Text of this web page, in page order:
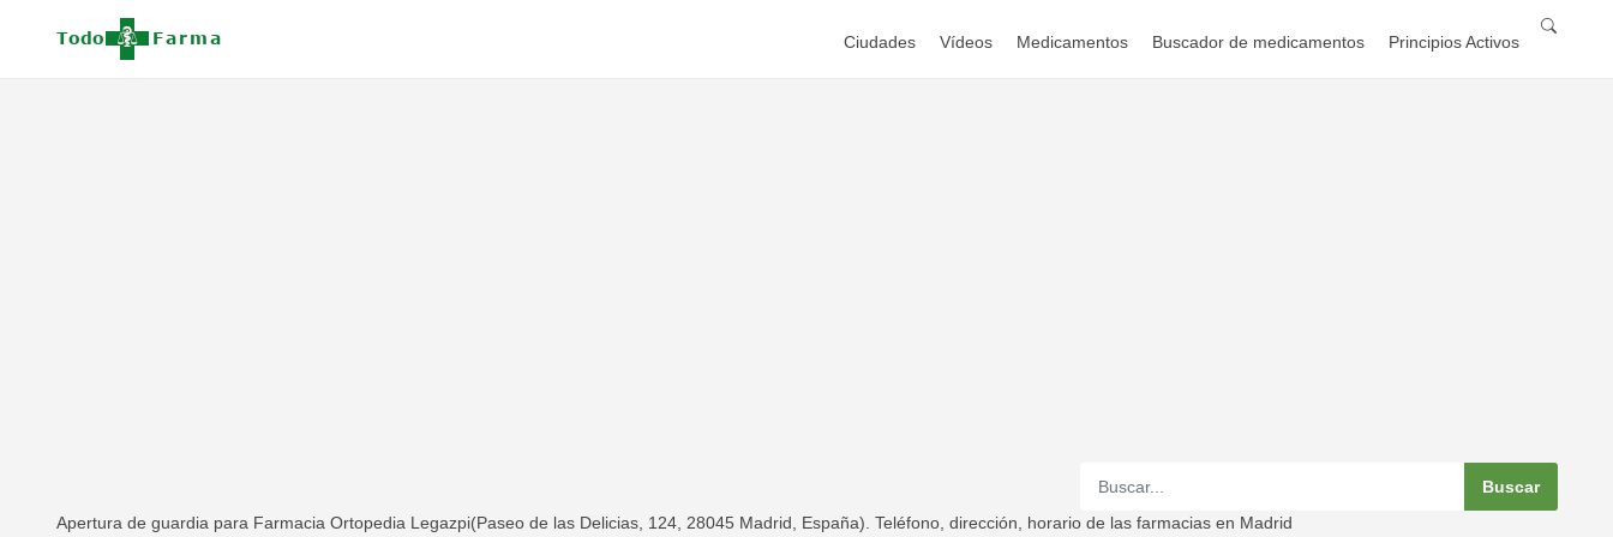
Ciudades Vídeos Medicamentos Buscador de medicamentos Principios Activos
Apertura de guardia para Farmacia Ortopedia Legazpi(Paseo de las Delicias, 124, 28045 Madrid, España). Teléfono, dirección, horario de las farmacias en Madrid